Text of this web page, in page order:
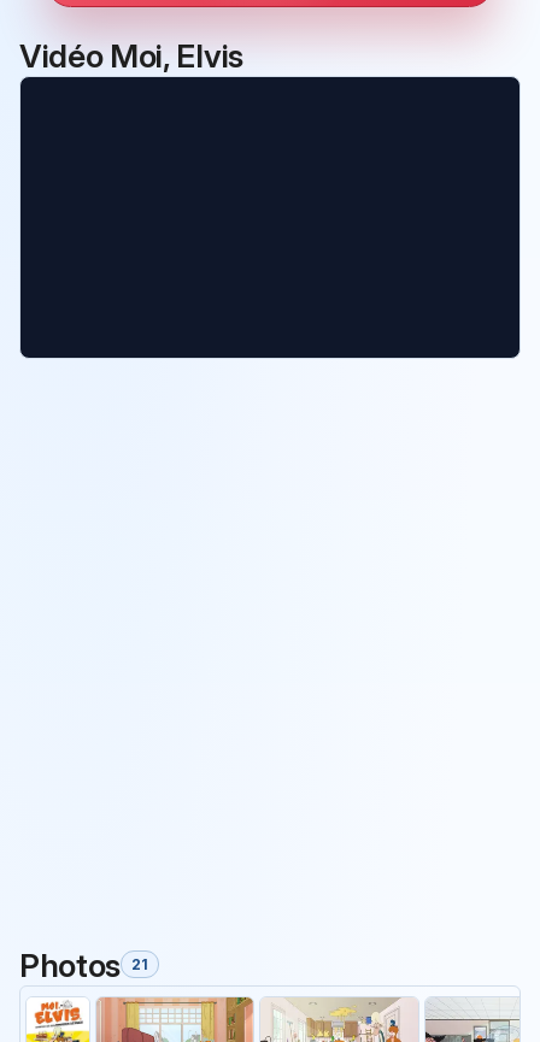
Vidéo Moi, Elvis
Photos 21